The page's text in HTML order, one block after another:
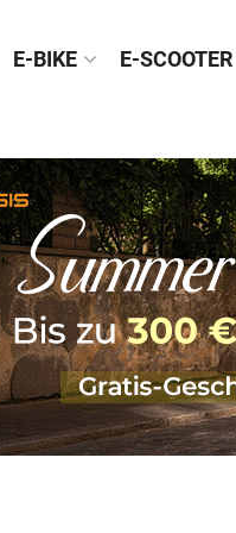
E-BIKE E-SCOOTER